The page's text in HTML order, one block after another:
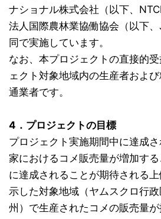
ナショナル株式会社（以下、
法人国際農林業協働協会（以下
同で実施しています。
なお、本プロジェクトの直接的
ェクト対象地域内の生産者およ
通業者です。
4．プロジェクトの目標
プロジェクト実施期間中に達成
家におけるコメ販売量が増加す
に達成されることが期待される
示した対象地域（ヤムスクロ行
州）で生産されたコメの販売量が